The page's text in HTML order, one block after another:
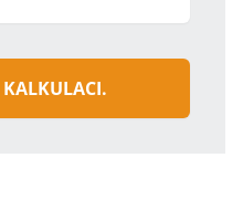
KALKULACI.